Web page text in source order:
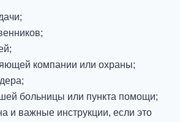
компании или охраны;
больницы или пункта помощи;
и важные инструкции, если это